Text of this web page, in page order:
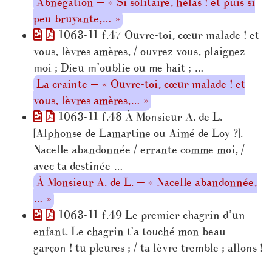
Abnégation — « Si solitaire, hélas ! et puis si
peu bruyante,… »
1063-11 f.47 Ouvre-toi, cœur malade ! et
vous, lèvres amères, / ouvrez-vous, plaignez-
moi ; Dieu m’oublie ou me hait ; …
La crainte — « Ouvre-toi, cœur malade ! et
vous, lèvres amères,… »
1063-11 f.48 À Monsieur A. de L.
[Alphonse de Lamartine ou Aimé de Loy ?].
Nacelle abandonnée / errante comme moi, /
avec ta destinée …
À Monsieur A. de L. — « Nacelle abandonnée,
… »
1063-11 f.49 Le premier chagrin d’un
enfant. Le chagrin t’a touché mon beau
garçon ! tu pleures ; / ta lèvre tremble ; allons !